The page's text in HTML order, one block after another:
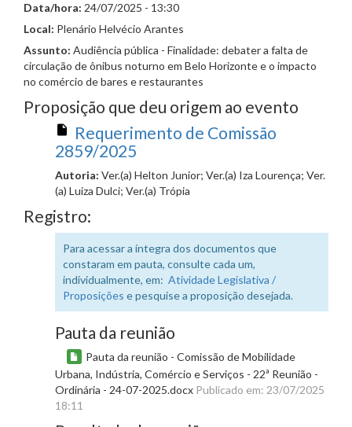
Data/hora: 24/07/2025 - 13:30
Local: Plenário Helvécio Arantes
Assunto: Audiência pública - Finalidade: debater a falta de
circulação de ônibus noturno em Belo Horizonte e o impacto
no comércio de bares e restaurantes
Proposição que deu origem ao evento
Requerimento de Comissão
2859/2025
Autoria: Ver.(a) Helton Junior; Ver.(a) Iza Lourença; Ver.
(a) Luiza Dulci; Ver.(a) Trópia
Registro:
Para acessar a íntegra dos documentos que
constaram em pauta, consulte cada um,
individualmente, em: Atividade Legislativa /
Proposições e pesquise a proposição desejada.
Pauta da reunião
Pauta da reunião - Comissão de Mobilidade
Urbana, Indústria, Comércio e Serviços - 22ª Reunião -
Ordinária - 24-07-2025.docx Publicado em: 23/07/2025
18:11